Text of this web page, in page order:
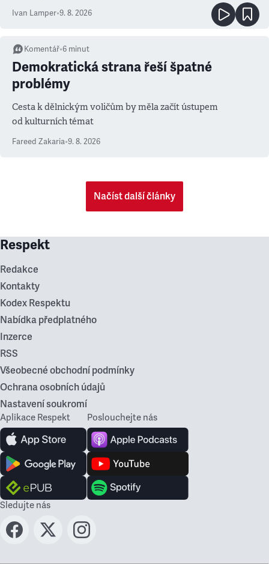
Ivan Lamper•9. 8. 2026
Komentář•6 minut
Demokratická strana řeší špatné
problémy
Cesta k dělnickým voličům by měla začít ústupem
od kulturních témat
Fareed Zakaria•9. 8. 2026
Načíst další články
Respekt
Redakce
Kontakty
Kodex Respektu
Nabídka předplatného
Inzerce
RSS
Všeobecné obchodní podmínky
Ochrana osobních údajů
Nastavení soukromí
Aplikace Respekt Poslouchejte nás
Sledujte nás